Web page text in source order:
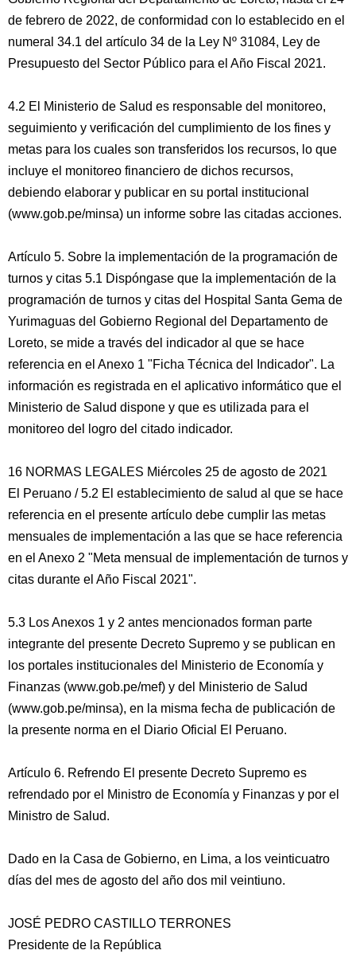
de febrero de 2022, de conformidad con lo establecido en el
numeral 34.1 del artículo 34 de la Ley Nº 31084, Ley de
Presupuesto del Sector Público para el Año Fiscal 2021.
4.2 El Ministerio de Salud es responsable del monitoreo,
seguimiento y verificación del cumplimiento de los fines y
metas para los cuales son transferidos los recursos, lo que
incluye el monitoreo financiero de dichos recursos,
debiendo elaborar y publicar en su portal institucional
(www.gob.pe/minsa) un informe sobre las citadas acciones.
Artículo 5. Sobre la implementación de la programación de
turnos y citas 5.1 Dispóngase que la implementación de la
programación de turnos y citas del Hospital Santa Gema de
Yurimaguas del Gobierno Regional del Departamento de
Loreto, se mide a través del indicador al que se hace
referencia en el Anexo 1 "Ficha Técnica del Indicador". La
información es registrada en el aplicativo informático que el
Ministerio de Salud dispone y que es utilizada para el
monitoreo del logro del citado indicador.
16 NORMAS LEGALES Miércoles 25 de agosto de 2021
El Peruano / 5.2 El establecimiento de salud al que se hace
referencia en el presente artículo debe cumplir las metas
mensuales de implementación a las que se hace referencia
en el Anexo 2 "Meta mensual de implementación de turnos y
citas durante el Año Fiscal 2021".
5.3 Los Anexos 1 y 2 antes mencionados forman parte
integrante del presente Decreto Supremo y se publican en
los portales institucionales del Ministerio de Economía y
Finanzas (www.gob.pe/mef) y del Ministerio de Salud
(www.gob.pe/minsa), en la misma fecha de publicación de
la presente norma en el Diario Oficial El Peruano.
Artículo 6. Refrendo El presente Decreto Supremo es
refrendado por el Ministro de Economía y Finanzas y por el
Ministro de Salud.
Dado en la Casa de Gobierno, en Lima, a los veinticuatro
días del mes de agosto del año dos mil veintiuno.
JOSÉ PEDRO CASTILLO TERRONES
Presidente de la República